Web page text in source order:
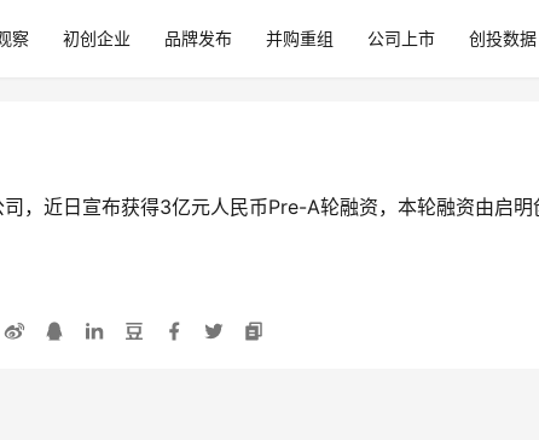
察 初创企业 品牌发布 并购重组 公司上市 创投数据
，近日宣布获得3亿元人民币Pre-A轮融资，本轮融资由启